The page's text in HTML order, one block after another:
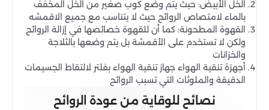
الخل الأبيض: حيث يتم وضع كوب صغير من الخل المخفف
بالماء لامتصاص الروائح حيث لا يتناسب مع جميع الاقمشه
القهوة المطحونة: كما أن للقهوة خصائصها في إزالة الروائح
ولكن لا تستخدم على الأقمشة بل يتم وضعها بالثلاجة
والخزانات
أجهزة تنقية الهواء جهاز تنقية الهواء بفلتر لالتقاط الجسيمات
الدقيقة والملوثات التي تسبب الروائح
نصائح للوقاية من عودة الروائح